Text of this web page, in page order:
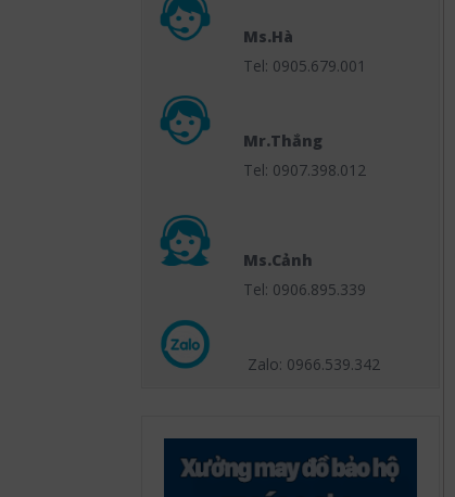
Ms.Hà
Tel: 0905.679.001
Mr.Thắng
Tel: 0907.398.012
Ms.Cảnh
Tel: 0906.895.339
Zalo: 0966.539.342